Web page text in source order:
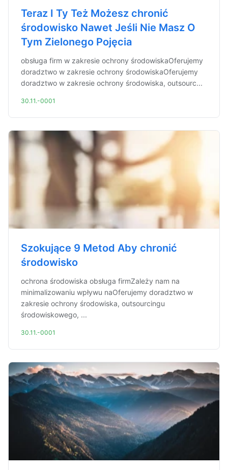
Teraz I Ty Też Możesz chronić
środowisko Nawet Jeśli Nie Masz O
Tym Zielonego Pojęcia
obsługa firm w zakresie ochrony środowiskaOferujemy
doradztwo w zakresie ochrony środowiskaOferujemy
doradztwo w zakresie ochrony środowiska, outsourc...
30.11.-0001
Szokujące 9 Metod Aby chronić
środowisko
ochrona środowiska obsługa firmZależy nam na
minimalizowaniu wpływu naOferujemy doradztwo w
zakresie ochrony środowiska, outsourcingu
środowiskowego, ...
30.11.-0001